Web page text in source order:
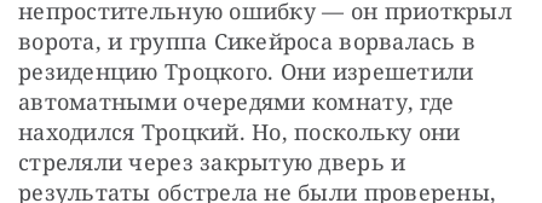
непростительную ошибку — он приоткрыл
ворота, и группа Сикейроса ворвалась в
резиденцию Троцкого. Они изрешетили
автоматными очередями комнату, где
находился Троцкий. Но, поскольку они
стреляли через закрытую дверь и
результаты обстрела не были проверены,